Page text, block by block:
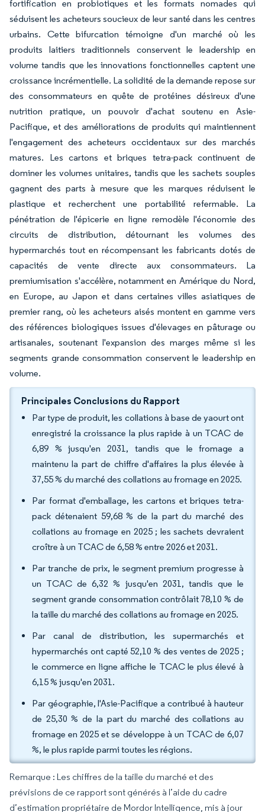
fortification en probiotiques et les formats nomades qui
séduisent les acheteurs soucieux de leur santé dans les centres
urbains. Cette bifurcation témoigne d'un marché où les
produits laitiers traditionnels conservent le leadership en
volume tandis que les innovations fonctionnelles captent une
croissance incrémentielle. La solidité de la demande repose sur
des consommateurs en quête de protéines désireux d'une
nutrition pratique, un pouvoir d'achat soutenu en Asie-
Pacifique, et des améliorations de produits qui maintiennent
l'engagement des acheteurs occidentaux sur des marchés
matures. Les cartons et briques tetra-pack continuent de
dominer les volumes unitaires, tandis que les sachets souples
gagnent des parts à mesure que les marques réduisent le
plastique et recherchent une portabilité refermable. La
pénétration de l'épicerie en ligne remodèle l'économie des
circuits de distribution, détournant les volumes des
hypermarchés tout en récompensant les fabricants dotés de
capacités de vente directe aux consommateurs. La
premiumisation s'accélère, notamment en Amérique du Nord,
en Europe, au Japon et dans certaines villes asiatiques de
premier rang, où les acheteurs aisés montent en gamme vers
des références biologiques issues d'élevages en pâturage ou
artisanales, soutenant l'expansion des marges même si les
segments grande consommation conservent le leadership en
volume.
Principales Conclusions du Rapport
Par type de produit, les collations à base de yaourt ont
enregistré la croissance la plus rapide à un TCAC de
6,89 % jusqu'en 2031, tandis que le fromage a
maintenu la part de chiffre d'affaires la plus élevée à
37,55 % du marché des collations au fromage en 2025.
Par format d'emballage, les cartons et briques tetra-
pack détenaient 59,68 % de la part du marché des
collations au fromage en 2025 ; les sachets devraient
croître à un TCAC de 6,58 % entre 2026 et 2031.
Par tranche de prix, le segment premium progresse à
un TCAC de 6,32 % jusqu'en 2031, tandis que le
segment grande consommation contrôlait 78,10 % de
la taille du marché des collations au fromage en 2025.
Par canal de distribution, les supermarchés et
hypermarchés ont capté 52,10 % des ventes de 2025 ;
le commerce en ligne affiche le TCAC le plus élevé à
6,15 % jusqu'en 2031.
Par géographie, l'Asie-Pacifique a contribué à hauteur
de 25,30 % de la part du marché des collations au
fromage en 2025 et se développe à un TCAC de 6,07
%, le plus rapide parmi toutes les régions.
Remarque : Les chiffres de la taille du marché et des
prévisions de ce rapport sont générés à l’aide du cadre
d’estimation propriétaire de Mordor Intelligence, mis à jour